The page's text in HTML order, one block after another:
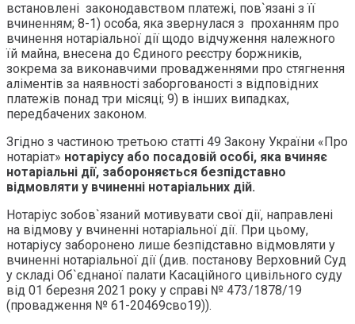
встановлені законодавством платежі, пов`язані з її
вчиненням; 8-1) особа, яка звернулася з проханням про
вчинення нотаріальної дії щодо відчуження належного
їй майна, внесена до Єдиного реєстру боржників,
зокрема за виконавчими провадженнями про стягнення
аліментів за наявності заборгованості з відповідних
платежів понад три місяці; 9) в інших випадках,
передбачених законом.
Згідно з частиною третьою статті 49 Закону України «Про
нотаріат» нотаріусу або посадовій особі, яка вчиняє
нотаріальні дії, забороняється безпідставно
відмовляти у вчиненні нотаріальних дій.
Нотаріус зобов`язаний мотивувати свої дії, направлені
на відмову у вчиненні нотаріальної дії. При цьому,
нотаріусу заборонено лише безпідставно відмовляти у
вчиненні нотаріальної дії (див. постанову Верховний Суд
у складі Об`єднаної палати Касаційного цивільного суду
від 01 березня 2021 року у справі № 473/1878/19
(провадження № 61-20469сво19)).